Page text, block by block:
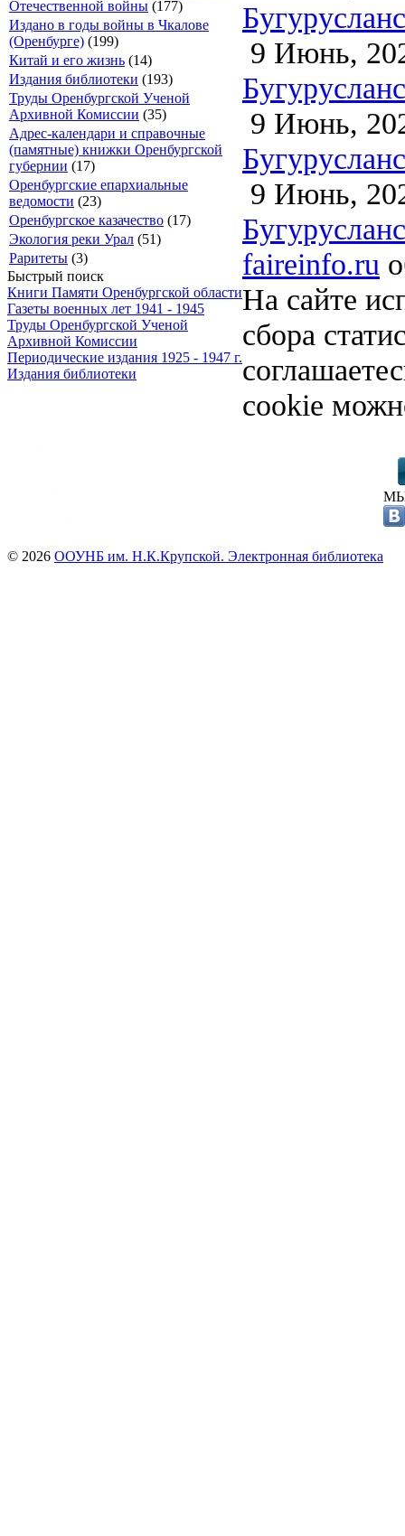
Отечественной войны (177)
Издано в годы войны в Чкалове
(Оренбурге) (199)
Китай и его жизнь (14)
Издания библиотеки (193)
Труды Оренбургской Ученой
Архивной Комиссии (35)
Адрес-календари и справочные
(памятные) книжки Оренбургской
губернии (17)
Оренбургские епархиальные
ведомости (23)
Оренбургское казачество (17)
Экология реки Урал (51)
Раритеты (3)
Быстрый поиск
Книги Памяти Оренбургской области
Газеты военных лет 1941 - 1945
Труды Оренбургской Ученой
Архивной Комиссии
Периодические издания 1925 - 1947 г.
Издания библиотеки
9 Июнь,
9 Июнь,
9 Июнь,
faireinfo.ru
На сайте
сбора
cookie
© 2026 ООУНБ им. Н.К.Крупской. Электронная библиотека